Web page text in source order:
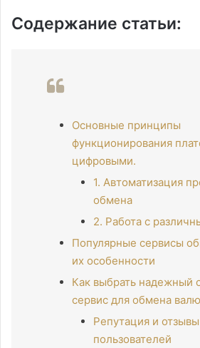
Содержание статьи:
Основные принципы
функционирования
цифровыми.
1. Автоматизация
обмена
2. Работа с
Популярные сервисы
их особенности
Как выбрать надежный
сервис для обмена
Репутация и отзывы
пользователей